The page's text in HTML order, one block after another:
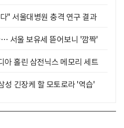
" 서울대병원 충격 연구 결과
서울 보유세 뜯어보니 '깜짝'
홀린 삼전닉스 메모리 세트
성 긴장케 할 모토로라 '역습'